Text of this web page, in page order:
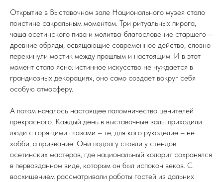
Открытие в Выставочном зале Национального музея стало
поистине сакральным моментом. Три ритуальных пирога,
чаша осетинского пива и молитва-благословение старшего –
древние обряды, освящающие современное действо, словно
перекинули мостик между прошлым и настоящим. И в этот
момент стало ясно: истинное искусство не нуждается в
грандиозных декорациях, оно само создает вокруг себя
особую атмосферу.
А потом началось настоящее паломничество ценителей
прекрасного. Каждый день в выставочные залы приходили
люди с горящими глазами – те, для кого рукоделие – не
хобби, а призвание. Они подолгу стояли у стендов
осетинских мастеров, где национальный колорит сохранялся
в первозданном виде, которым он был испокон веков. С
восхищением рассматривали работы гостей из дальних